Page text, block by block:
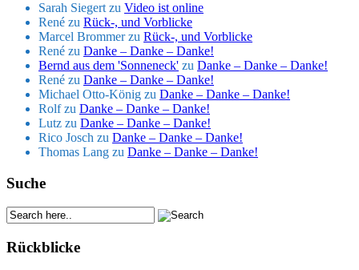
Sarah Siegert zu Video ist online
René zu Rück-, und Vorblicke
Marcel Brommerzu Rück-, und Vorblicke
René zu Danke – Danke – Danke!
Bernd aus dem 'Sonneneck' zu Danke – Danke – Danke!
René zu Danke – Danke – Danke!
Michael Otto-König zu Danke – Danke – Danke!
Rolfzu Danke – Danke – Danke!
Lutz zu Danke – Danke – Danke!
Rico Josch zu Danke – Danke – Danke!
Thomas Lang zu Danke – Danke – Danke!
Suche
Rückblicke